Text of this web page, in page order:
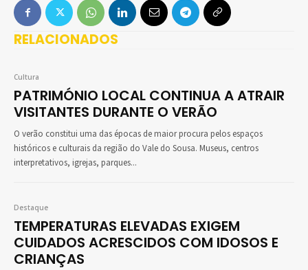
RELACIONADOS
Cultura
PATRIMÓNIO LOCAL CONTINUA A ATRAIR
VISITANTES DURANTE O VERÃO
O verão constitui uma das épocas de maior procura pelos espaços
históricos e culturais da região do Vale do Sousa. Museus, centros
interpretativos, igrejas, parques...
Destaque
TEMPERATURAS ELEVADAS EXIGEM
CUIDADOS ACRESCIDOS COM IDOSOS E
CRIANÇAS